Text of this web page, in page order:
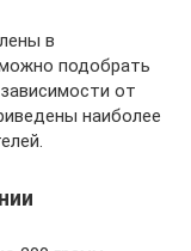
в
подобрать
от
наиболее